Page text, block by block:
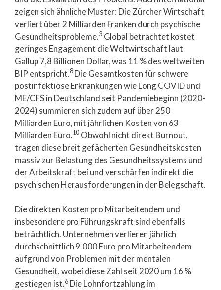
zeigen sich ähnliche Muster: Die Zürcher Wirtschaft
verliert über 2 Milliarden Franken durch psychische
Gesundheitsprobleme.3 Global betrachtet kostet
geringes Engagement die Weltwirtschaft laut
Gallup 7,8 Billionen Dollar, was 11 % des weltweiten
BIP entspricht.8 Die Gesamtkosten für schwere
postinfektiöse Erkrankungen wie Long COVID und
ME/CFS in Deutschland seit Pandemiebeginn (2020-
2024) summieren sich zudem auf über 250
Milliarden Euro, mit jährlichen Kosten von 63
Milliarden Euro.10 Obwohl nicht direkt Burnout,
tragen diese breit gefächerten Gesundheitskosten
massiv zur Belastung des Gesundheitssystems und
der Arbeitskraft bei und verschärfen indirekt die
psychischen Herausforderungen in der Belegschaft.
Die direkten Kosten pro Mitarbeitendem und
insbesondere pro Führungskraft sind ebenfalls
beträchtlich. Unternehmen verlieren jährlich
durchschnittlich 9.000 Euro pro Mitarbeitendem
aufgrund von Problemen mit der mentalen
Gesundheit, wobei diese Zahl seit 2020 um 16 %
gestiegen ist.6 Die Lohnfortzahlung im